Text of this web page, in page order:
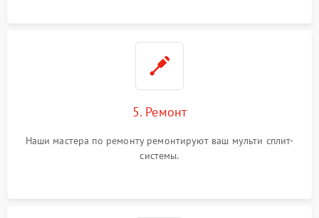
5. Ремонт
Наши мастера по ремонту ремонтируют ваш мульти сплит-
системы.